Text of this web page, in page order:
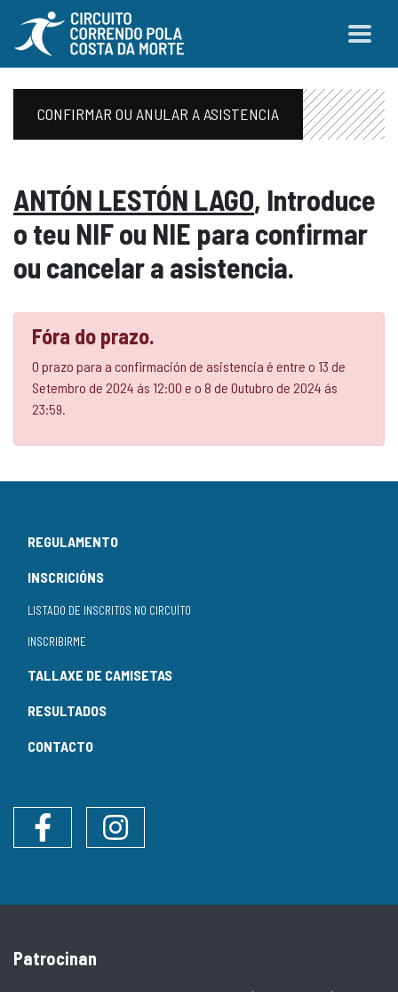
CONFIRMAR OU ANULAR A ASISTENCIA
ANTÓN LESTÓN LAGO, Introduce
o teu NIF ou NIE para confirmar
ou cancelar a asistencia.
Fóra do prazo.
O prazo para a confirmación de asistencia é entre o 13 de
Setembro de 2024 ás 12:00 e o 8 de Outubro de 2024 ás
23:59.
REGULAMENTO
INSCRICIÓNS
LISTADO DE INSCRITOS NO CIRCUÍTO
INSCRIBIRME
TALLAXE DE CAMISETAS
RESULTADOS
CONTACTO
Instagram
Patrocinan